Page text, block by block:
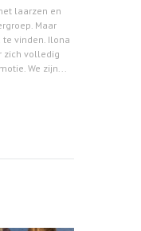
laarzen en
Maar
vinden. Ilona
zich volledig
We zijn...